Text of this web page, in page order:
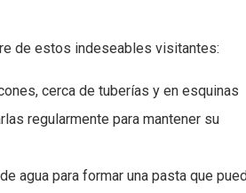
de estos indeseables visitantes:
cerca de tuberías y en esquinas
regularmente para mantener su
agua para formar una pasta que